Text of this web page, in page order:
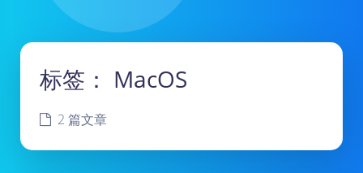
标签： MacOS
2 篇文章